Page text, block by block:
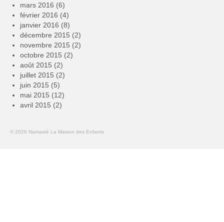
mars 2016 (6)
février 2016 (4)
janvier 2016 (8)
décembre 2015 (2)
novembre 2015 (2)
octobre 2015 (2)
août 2015 (2)
juillet 2015 (2)
juin 2015 (5)
mai 2015 (12)
avril 2015 (2)
© 2026 Namasté La Maison des Enfants